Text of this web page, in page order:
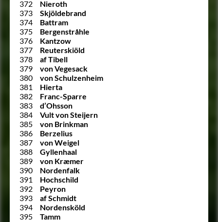
372
Nieroth
373
Skjöldebrand
374
Battram
375
Bergenstråhle
376
Kantzow
377
Reuterskiöld
378
af Tibell
379
von Vegesack
380
von Schulzenheim
381
Hierta
382
Franc-Sparre
383
d’Ohsson
384
Vult von Steijern
385
von Brinkman
386
Berzelius
387
von Weigel
388
Gyllenhaal
389
von Kræmer
390
Nordenfalk
391
Hochschild
392
Peyron
393
af Schmidt
394
Nordensköld
395
Tamm